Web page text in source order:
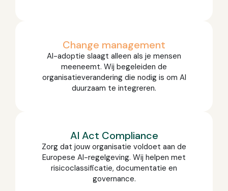
Change management
AI-adoptie slaagt alleen als je mensen
meeneemt. Wij begeleiden de
organisatieverandering die nodig is om AI
duurzaam te integreren.
AI Act Compliance
Zorg dat jouw organisatie voldoet aan de
Europese AI-regelgeving. Wij helpen met
risicoclassificatie, documentatie en
governance.